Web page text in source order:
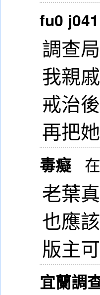
fu0 j041
調查
我親
戒治後
再把
毒癡
老葉
也應
版主
宜蘭調